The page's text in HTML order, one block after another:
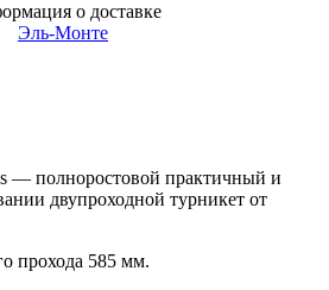
о доставке
Эль-Монте
— полноростовой практичный и
двупроходной турникет от
прохода 585 мм.